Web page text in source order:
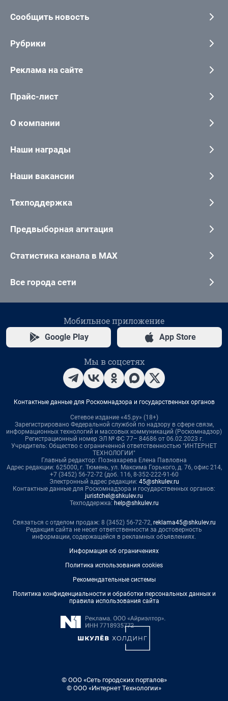
Сообщить новость
Рубрики
Реклама на сайте
Прайс-лист
О компании
Наши награды
Наши вакансии
Техподдержка
Предвыборная агитация
Статистика канала в MAX
Все города сети
Мобильное приложение
Google Play App Store
Мы в соцсетях
Контактные данные для Роскомнадзора и государственных органов
Сетевое издание «45.ру» (18+)
Зарегистрировано Федеральной службой по надзору в сфере связи,
информационных технологий и массовых коммуникаций (Роскомнадзор)
Регистрационный номер ЭЛ № ФС 77– 84686 от 06.02.2023 г.
Учредитель: Общество с ограниченной ответственностью "ИНТЕРНЕТ
ТЕХНОЛОГИИ"
Главный редактор: Познахарева Елена Павловна
Адрес редакции: 625000, г. Тюмень, ул. Максима Горького, д. 76, офис 214,
+7 (3452) 56-72-72 (доб. 116, 8-352-222-91-60
Электронный адрес редакции: 45@shkulev.ru
Контактные данные для Роскомнадзора и государственных органов:
juristchel@shkulev.ru
Техподдержка: help@shkulev.ru
Связаться с отделом продаж: 8 (3452) 56-72-72, reklama45@shkulev.ru
Редакция сайта не несет ответственности за достоверность
информации, содержащейся в рекламных объявлениях.
Информация об ограничениях
Политика использования cookies
Рекомендательные системы
Политика конфиденциальности и обработки персональных данных и
правила использования сайта
© ООО «Сеть городских порталов»
© ООО «Интернет Технологии»